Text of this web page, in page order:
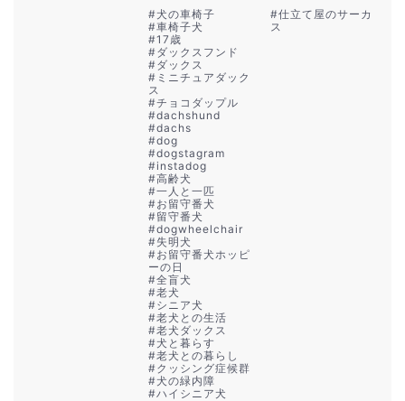
#犬の車椅子
#車椅子犬
#17歳
#ダックスフンド
#ダックス
# ミニチュアダック
ス
#チョコダップル
#dachshund
#dachs
#dog
#dogstagram
#instadog
#高齢犬
#一人と一匹
#お留守番犬
#留守番犬
#dogwheelchair
#失明犬
#お留守番犬ホッピ
ーの日
#全盲犬
#老犬
#シニア犬
#老犬との生活
#老犬ダックス
#犬と暮らす
#老犬との暮らし
#クッシング症候群
#犬の緑内障
#ハイシニア犬
#仕立て屋のサーカ
ス